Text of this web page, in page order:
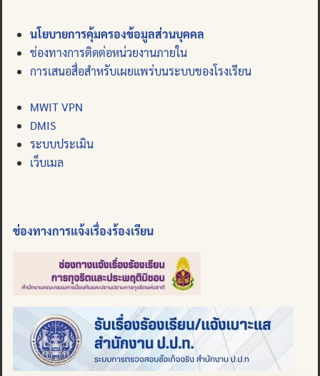
นโยบายการคุ้มครองข้อมูลส่วนบุคคล
ช่องทางการติดต่อหน่วยงานภายใน
การเสนอสื่อสำหรับเผยแพร่บนระบบของโรงเรียน
MWIT VPN
DMIS
ระบบประเมิน
เว็บเมล
ช่องทางการแจ้งเรื่องร้องเรียน